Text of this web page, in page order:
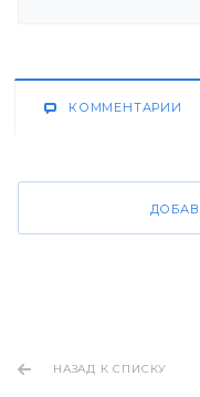
КОММЕНТАРИИ
НАЗАД К СПИСКУ